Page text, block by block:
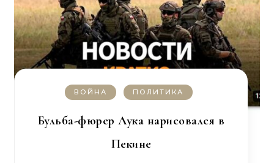
ВОЙНА ПОЛИТИКА
Бульба-фюрер Лука нарисовался в
Пекине